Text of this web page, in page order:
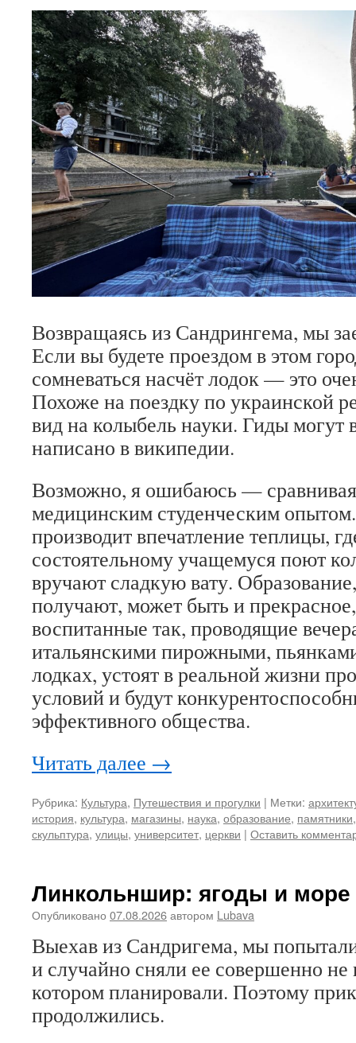
Возвращаясь из Сандрингема, мы
Если вы будете проездом в этом
сомневаться насчёт лодок — это
Похоже на поездку по украинской
вид на колыбель науки. Гиды могут
написано в википедии.
Возможно, я ошибаюсь —
медицинским студенческим
производит впечатление теплицы,
состоятельному учащемуся поют
вручают сладкую вату.
получают, может быть и
воспитанные так, проводящие
итальянскими пирожными,
лодках, устоят в реальной жизни
условий и будут
эффективного общества.
Читать далее →
Рубрика: Культура, Путешествия и прогулки | Метки:
история, культура, магазины, наука, образование, памятники
скульптура, улицы, университет, церкви | Оставить
Линкольншир: ягоды и море
Опубликовано 07.08.2026автором Lubava
Выехав из Сандригема, мы
и случайно сняли ее совершенно не
котором планировали. Поэтому
продолжились.